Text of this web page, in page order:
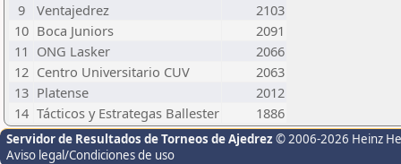
9
Ventajedrez
2103
10 Boca Juniors
2091
11 ONG Lasker
2066
12 Centro Universitario CUV
2063
13 Platense
2012
14 Tácticos y Estrategas Ballester 1886
Servidor de Resultados de Torneos de Ajedrez © 2006-2026 Heinz
Aviso legal/Condiciones de uso